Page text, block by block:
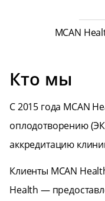
MCAN
Кто мы
С 2015 года MCAN
оплодотворению
аккредитацию
Клиенты MCAN
Health —